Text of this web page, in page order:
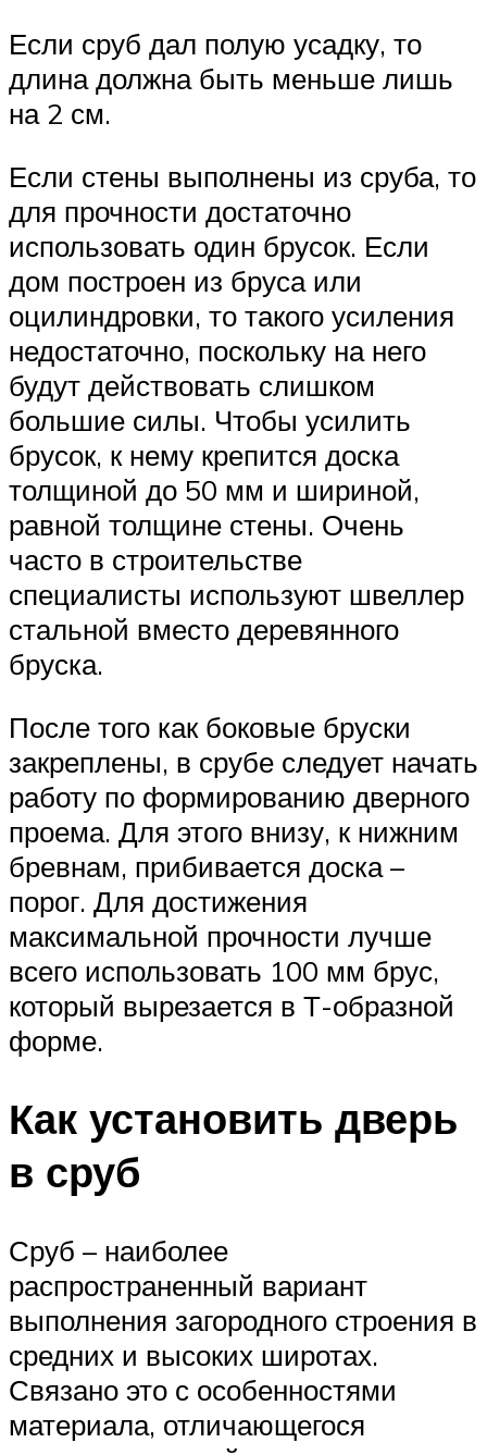
Если сруб дал полую усадку, то
длина должна быть меньше лишь
на 2 см.
Если стены выполнены из сруба, то
для прочности достаточно
использовать один брусок. Если
дом построен из бруса или
оцилиндровки, то такого усиления
недостаточно, поскольку на него
будут действовать слишком
большие силы. Чтобы усилить
брусок, к нему крепится доска
толщиной до 50 мм и шириной,
равной толщине стены. Очень
часто в строительстве
специалисты используют швеллер
стальной вместо деревянного
бруска.
После того как боковые бруски
закреплены, в срубе следует начать
работу по формированию дверного
проема. Для этого внизу, к нижним
бревнам, прибивается доска –
порог. Для достижения
максимальной прочности лучше
всего использовать 100 мм брус,
который вырезается в Т-образной
форме.
Как установить дверь
в сруб
Сруб – наиболее
распространенный вариант
выполнения загородного строения в
средних и высоких широтах.
Связано это с особенностями
материала, отличающегося